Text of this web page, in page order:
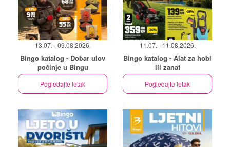
13.07. - 09.08.2026.
Bingo katalog - Dobar ulov
počinje u Bingu
Pogledajte letak
11.07. - 11.08.2026.
Bingo katalog - Alat za hobi
ili zanat
Pogledajte letak